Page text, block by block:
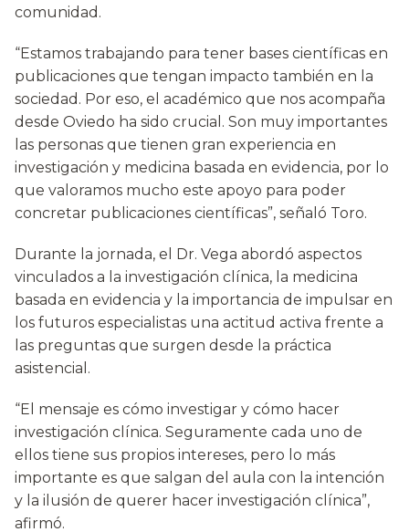
comunidad.
“Estamos trabajando para tener bases científicas en
publicaciones que tengan impacto también en la
sociedad. Por eso, el académico que nos acompaña
desde Oviedo ha sido crucial. Son muy importantes
las personas que tienen gran experiencia en
investigación y medicina basada en evidencia, por lo
que valoramos mucho este apoyo para poder
concretar publicaciones científicas”, señaló Toro.
Durante la jornada, el Dr. Vega abordó aspectos
vinculados a la investigación clínica, la medicina
basada en evidencia y la importancia de impulsar en
los futuros especialistas una actitud activa frente a
las preguntas que surgen desde la práctica
asistencial.
“El mensaje es cómo investigar y cómo hacer
investigación clínica. Seguramente cada uno de
ellos tiene sus propios intereses, pero lo más
importante es que salgan del aula con la intención
y la ilusión de querer hacer investigación clínica”,
afirmó.